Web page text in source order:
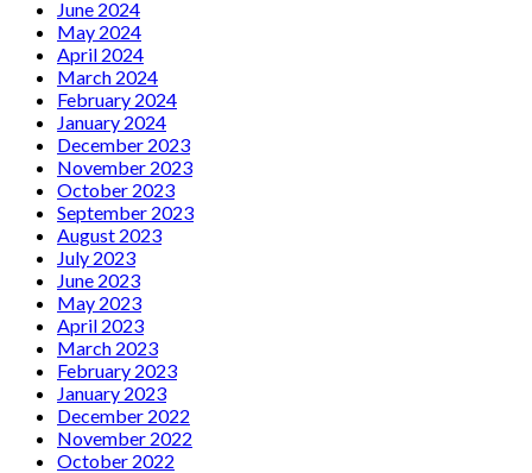
June 2024
May 2024
April 2024
March 2024
February 2024
January 2024
December 2023
November 2023
October 2023
September 2023
August 2023
July 2023
June 2023
May 2023
April 2023
March 2023
February 2023
January 2023
December 2022
November 2022
October 2022